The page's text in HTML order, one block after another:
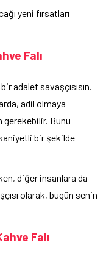
yeni fırsatları
Falı
adalet savaşçısısın.
adil olmaya
gerekebilir. Bunu
bir şekilde
diğer insanlara da
olarak, bugün senin
Falı